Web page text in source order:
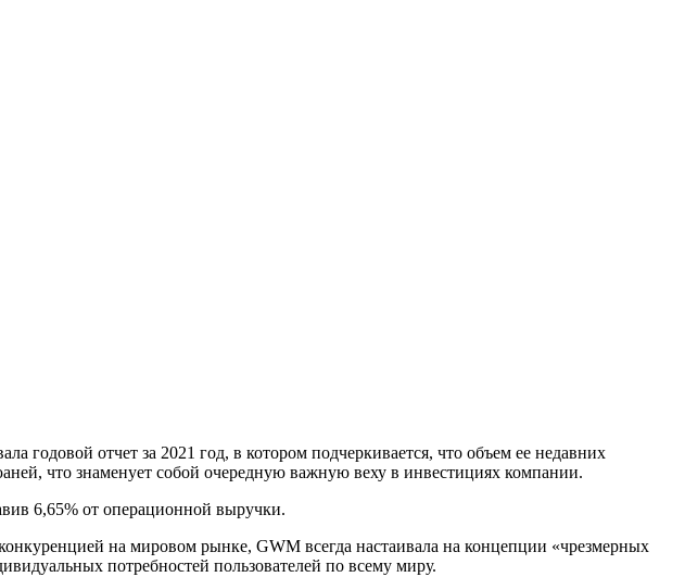
отчет за 2021 год, в котором подчеркивается, что объем ее недавних
что знаменует собой очередную важную веху в инвестициях компании.
6,65% от операционной выручки.
на мировом рынке, GWM всегда настаивала на концепции «чрезмерных
потребностей пользователей по всему миру.